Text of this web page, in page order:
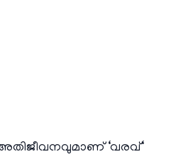
അതിജീവനവുമാണ് ‘വരവ്‘